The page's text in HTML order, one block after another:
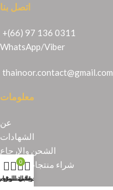
اتصل بنا
+(66) 97 136 0311
WhatsApp/Viber
thainoor.contact@gmail.com
معلومات
عن
الشهادات
الشحن والإرجاع
شراء منتجات تايلندية
قائمة
0
عربة التسوق
حسابي